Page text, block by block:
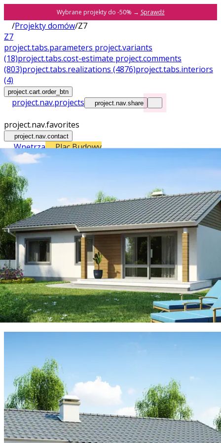
Wybrane projekty do -50% → Sprawdź
/Projekty domów/Z7
Z7
project.tabs.parameters project.variants
(18)project.tabs.cost-estimate project.comments
(803)project.tabs.realizations (4876)project.tabs.interiors
(4)
project.cart.order_btn
project.nav.projects project.nav.share
project.nav.favorites
project.nav.contact
Wnętrza Plac Budowy